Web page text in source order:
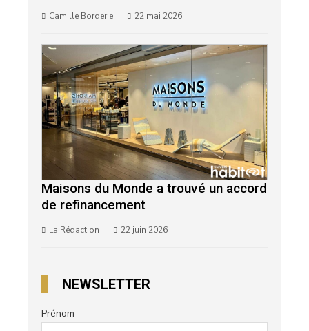
Camille Borderie 22 mai 2026
Maisons du Monde a trouvé un accord
de refinancement
La Rédaction 22 juin 2026
NEWSLETTER
Prénom